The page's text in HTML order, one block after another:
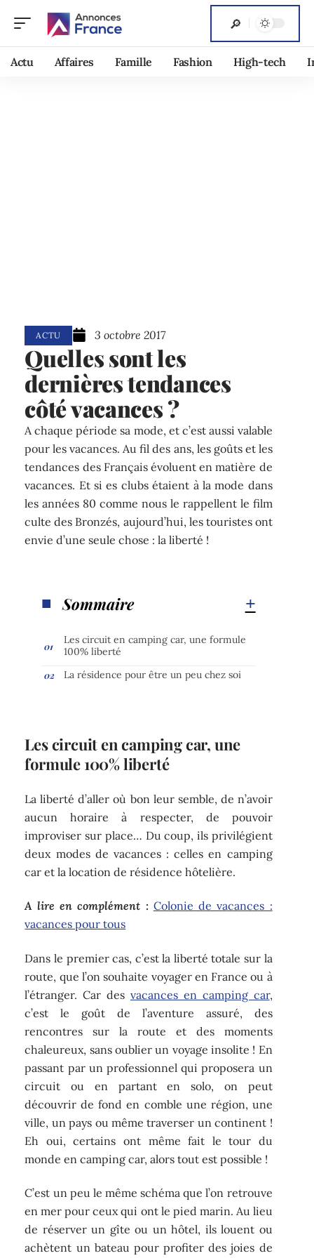
Actu Affaires Famille Fashion High-tech
ACTU 3 octobre 2017
Quelles sont les
dernières tendances
côté vacances ?
A chaque période sa mode, et c’est aussi valable
pour les vacances. Au fil des ans, les goûts et les
tendances des Français évoluent en matière de
vacances. Et si es clubs étaient à la mode dans
les années 80 comme nous le rappellent le film
culte des Bronzés, aujourd’hui, les touristes ont
envie d’une seule chose : la liberté !
Sommaire
Les circuit en camping car, une formule
100% liberté
La résidence pour être un peu chez soi
Les circuit en camping car, une
formule 100% liberté
La liberté d’aller où bon leur semble, de n’avoir
aucun horaire à respecter, de pouvoir
improviser sur place… Du coup, ils privilégient
deux modes de vacances : celles en camping
car et la location de résidence hôtelière.
A lire en complément : Colonie de vacances :
vacances pour tous
Dans le premier cas, c’est la liberté totale sur la
route, que l’on souhaite voyager en France ou à
l’étranger. Car des vacances en camping car,
c’est le goût de l’aventure assuré, des
rencontres sur la route et des moments
chaleureux, sans oublier un voyage insolite ! En
passant par un professionnel qui proposera un
circuit ou en partant en solo, on peut
découvrir de fond en comble une région, une
ville, un pays ou même traverser un continent !
Eh oui, certains ont même fait le tour du
monde en camping car, alors tout est possible !
C’est un peu le même schéma que l’on retrouve
en mer pour ceux qui ont le pied marin. Au lieu
de réserver un gîte ou un hôtel, ils louent ou
achètent un bateau pour profiter des joies de